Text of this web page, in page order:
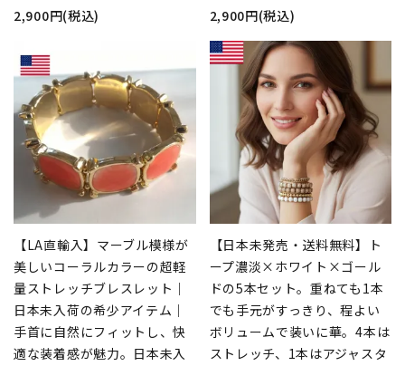
2,900円(税込)
2,900円(税込)
【LA直輸入】マーブル模様が
美しいコーラルカラーの超軽
量ストレッチブレスレット｜
日本未入荷の希少アイテム｜
手首に自然にフィットし、快
適な装着感が魅力。日本未入
【日本未発売・送料無料】ト
ープ濃淡×ホワイト×ゴール
ドの5本セット。重ねても1本
でも手元がすっきり、程よい
ボリュームで装いに華。4本は
ストレッチ、1本はアジャスタ